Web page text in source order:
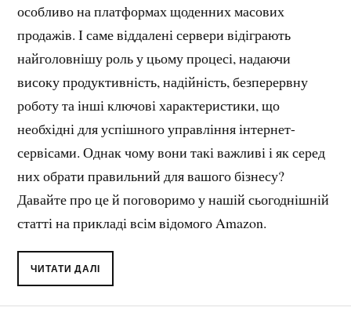
особливо на платформах щоденних масових
продажів. І саме віддалені сервери відіграють
найголовнішу роль у цьому процесі, надаючи
високу продуктивність, надійність, безперервну
роботу та інші ключові характеристики, що
необхідні для успішного управління інтернет-
сервісами. Однак чому вони такі важливі і як серед
них обрати правильний для вашого бізнесу?
Давайте про це й поговоримо у нашій сьогоднішній
статті на прикладі всім відомого Amazon.
ЧИТАТИ ДАЛІ